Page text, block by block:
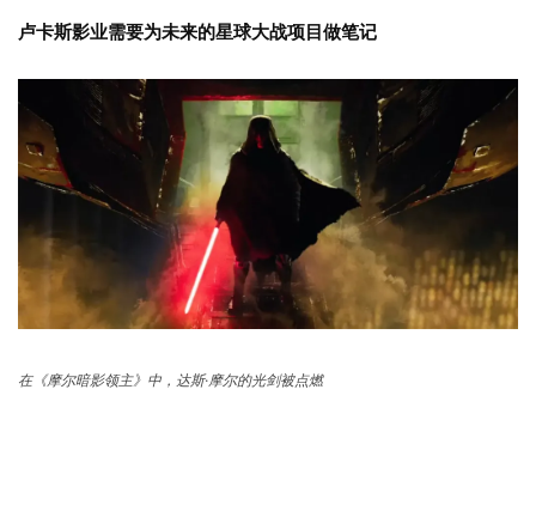
卢卡斯影业需要为未来的星球大战项目做笔记
在《摩尔暗影领主》中，达斯·摩尔的光剑被点燃